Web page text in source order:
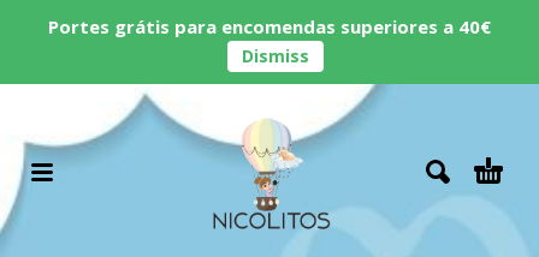
Portes grátis para encomendas superiores a 40€
Dismiss